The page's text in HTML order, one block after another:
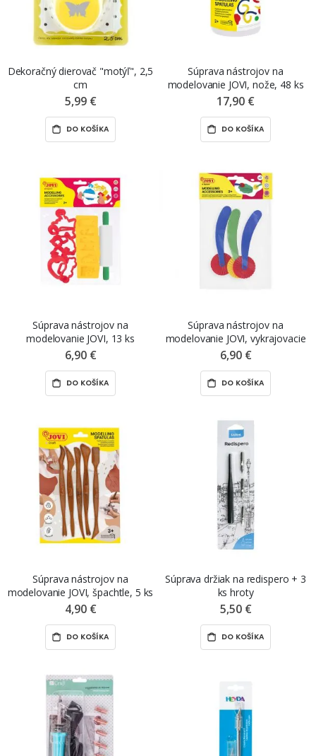
Dekoračný dierovač "motýľ", 2,5
cm
5,99 €
DO KOŠÍKA
Súprava nástrojov na
modelovanie JOVI, nože, 48 ks
17,90 €
DO KOŠÍKA
Súprava nástrojov na
modelovanie JOVI, 13 ks
6,90 €
DO KOŠÍKA
Súprava nástrojov na
modelovanie JOVI, vykrajovacie
kolieská, 3 ks
6,90 €
DO KOŠÍKA
Súprava nástrojov na
modelovanie JOVI, špachtle, 5 ks
4,90 €
DO KOŠÍKA
Súprava držiak na redispero + 3
ks hroty
5,50 €
DO KOŠÍKA